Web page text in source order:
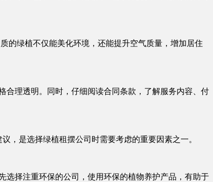
的绿植不仅能美化环境，还能提升空气质量，增加居住
合理透明。同时，仔细阅读合同条款，了解服务内容、付
，是选择绿植租摆公司时需要考虑的重要因素之一。
选择注重环保的公司，使用环保的植物养护产品，有助于